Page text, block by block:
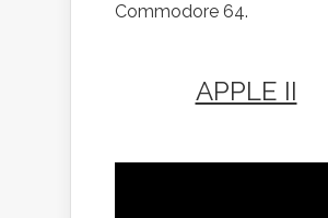
Commodore 64.
APPLE II